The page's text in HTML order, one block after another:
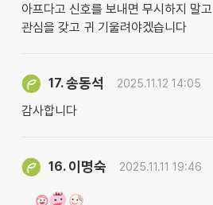
아프다고 신호를 보내면 무시하지 말고
관심을 갖고 귀 기울려야겠습니다
17.송동석 2025.11.12 14:05
감사합니다
16. 이명숙 2025.11.11 19:46